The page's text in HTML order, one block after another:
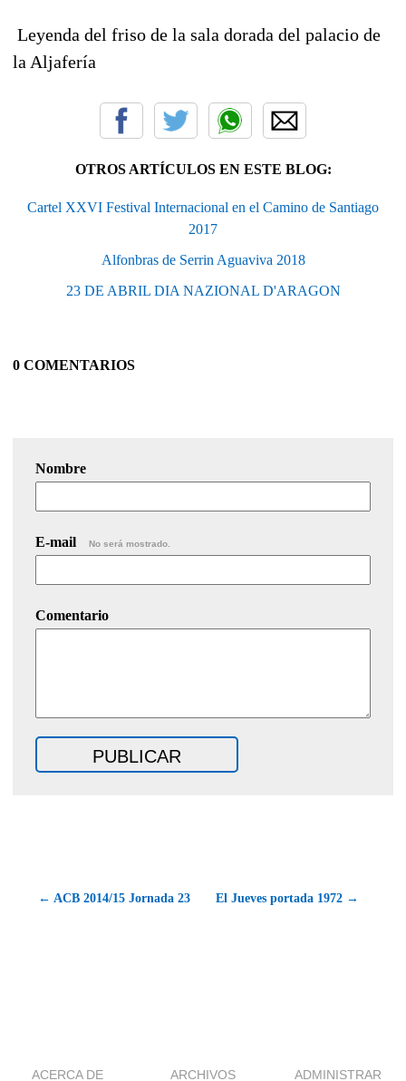
Leyenda del friso de la sala dorada del palacio de
la Aljafería
OTROS ARTÍCULOS EN ESTE BLOG:
Cartel XXVI Festival Internacional en el Camino de Santiago
2017
Alfonbras de Serrin Aguaviva 2018
23 DE ABRIL DIA NAZIONAL D'ARAGON
0 COMENTARIOS
Nombre
E-mail No será mostrado.
Comentario
← ACB 2014/15 Jornada 23 El Jueves portada 1972 →
ACERCA DE ARCHIVOS ADMINISTRAR